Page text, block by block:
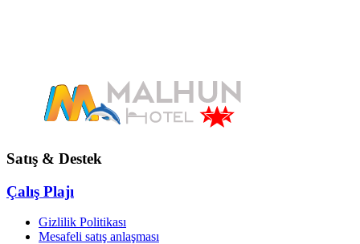
Satış & Destek
Çalış Plajı
Gizlilik Politikası
Mesafeli satış anlaşması